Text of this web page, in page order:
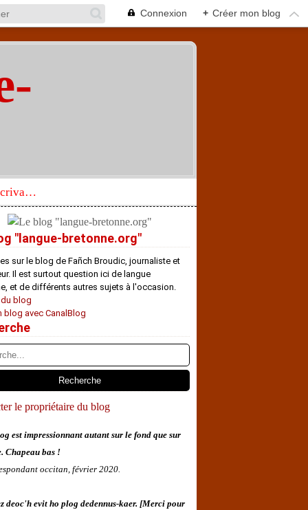
Connexion + Créer mon blog
Réhabilitation d’un écrivain de langue bretonne aujourd’hui mal connu et méconnu
"langue-bretonne.org"
sur le blog de Fañch Broudic, journaliste et
Il est surtout question ici de langue
et de différents autres sujets à l'occasion.
blog
blog avec CanalBlog
le propriétaire du blog
est impressionnant autant sur le fond que sur
Chapeau bas !
occitan, février 2020.
deoc'h evit ho plog dedennus-kaer. [Merci pour